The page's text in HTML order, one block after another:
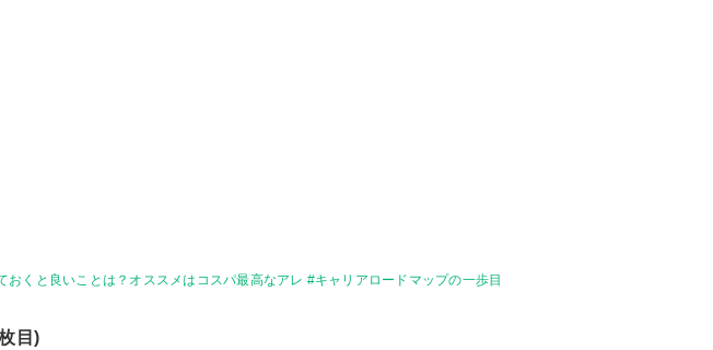
おくと良いことは？オススメはコスパ最高なアレ #キャリアロードマップの一歩目
目)